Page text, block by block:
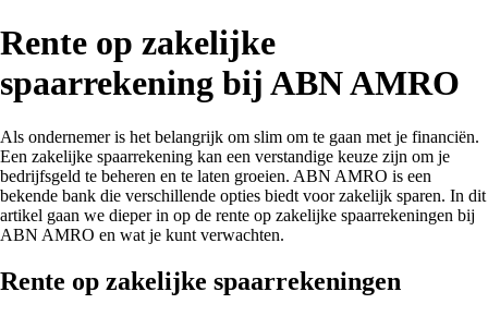
Rente op zakelijke
spaarrekening bij ABN AMRO
Als ondernemer is het belangrijk om slim om te gaan met je financiën.
Een zakelijke spaarrekening kan een verstandige keuze zijn om je
bedrijfsgeld te beheren en te laten groeien. ABN AMRO is een
bekende bank die verschillende opties biedt voor zakelijk sparen. In dit
artikel gaan we dieper in op de rente op zakelijke spaarrekeningen bij
ABN AMRO en wat je kunt verwachten.
Rente op zakelijke spaarrekeningen